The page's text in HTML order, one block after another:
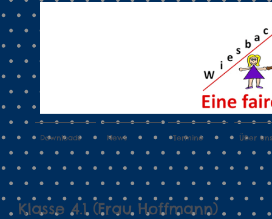
Downloads News Termine Über uns
Klasse 4.1 (Frau Hoffmann)